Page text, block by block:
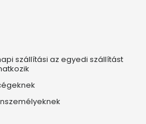
szállítási az egyedi szállítást